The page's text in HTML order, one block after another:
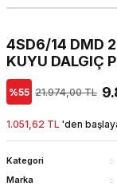
4SD6/14 DMD
KUYU DALGIÇ
%55 21.974,00 TL
1.051,62 TL 'den
Kategori
Marka